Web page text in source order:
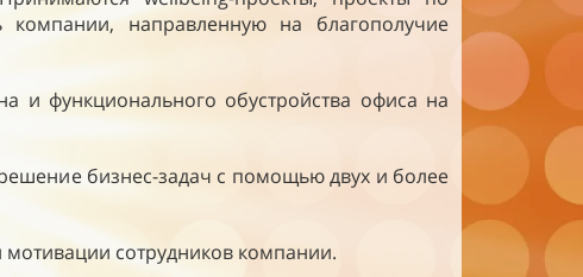
направленную на благополучие
и функционального обустройства офиса на
бизнес-задач с помощью двух и более
сотрудников компании.